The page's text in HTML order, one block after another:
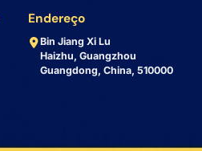
Endereço
Bin Jiang Xi Lu
Haizhu, Guangzhou
Guangdong, China, 510000